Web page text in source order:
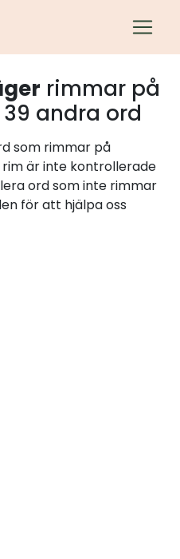
rimmar på
andra ord
som rimmar på
är inte kontrollerade
ord som inte rimmar
för att hjälpa oss